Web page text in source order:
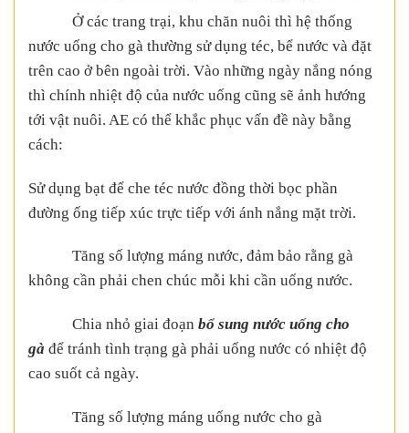
Ở các trang trại, khu chăn nuôi thì hệ thống
nước uống cho gà thường sử dụng téc, bể nước và đặt
trên cao ở bên ngoài trời. Vào những ngày nắng nóng
thì chính nhiệt độ của nước uống cũng sẽ ảnh hướng
tới vật nuôi. AE có thể khắc phục vấn đề này bằng
cách:
Sử dụng bạt để che téc nước đồng thời bọc phần
đường ống tiếp xúc trực tiếp với ánh nắng mặt trời.
Tăng số lượng máng nước, đảm bảo rằng gà
không cần phải chen chúc mỗi khi cần uống nước.
Chia nhỏ giai đoạn bổ sung nước uống cho
gà để tránh tình trạng gà phải uống nước có nhiệt độ
cao suốt cả ngày.
Tăng số lượng máng uống nước cho gà